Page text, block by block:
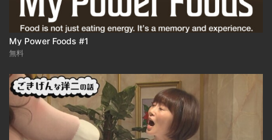
My Power Foods #1
無料